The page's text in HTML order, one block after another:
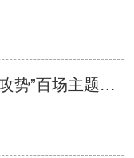
“齐鲁守护·夏季攻势”百场主题电影 宣防活动启动